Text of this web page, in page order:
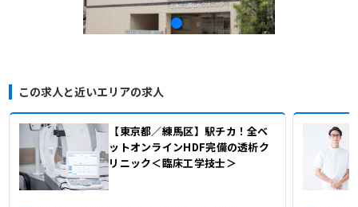
この求人と近いエリアの求人
【東京都／練馬区】駅チカ！全ベ
ットオンラインHDF完備の透析ク
リニック＜臨床工学技士＞